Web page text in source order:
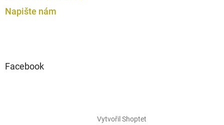
Napište nám
Facebook
Vytvořil Shoptet